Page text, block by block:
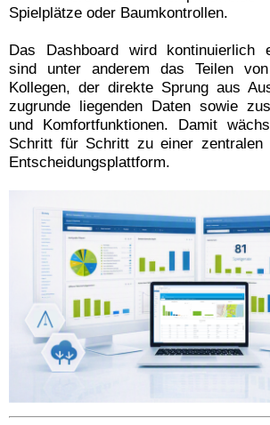
Spielplätze oder Baumkontrollen.
Das Dashboard wird kontinuierlich
sind unter anderem das Teilen
Kollegen, der direkte Sprung aus
zugrunde liegenden Daten sowie
und Komfortfunktionen. Damit
Schritt für Schritt zu einer zentralen
Entscheidungsplattform.